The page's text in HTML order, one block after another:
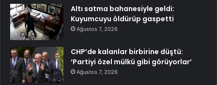
Altı satma bahanesiyle geldi:
Kuyumcuyu öldürüp gaspetti
Ağustos 7, 2026
CHP’de kalanlar birbirine düştü:
‘Partiyi özel mülkü gibi görüyorlar’
Ağustos 7, 2026